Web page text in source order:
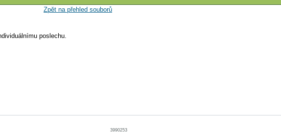
Zpět na přehled souborů
poslechu.
3990253